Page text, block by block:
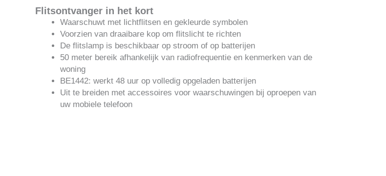
Flitsontvanger in het kort
Waarschuwt met lichtflitsen en gekleurde symbolen
Voorzien van draaibare kop om flitslicht te richten
De flitslamp is beschikbaar op stroom of op batterijen
50 meter bereik afhankelijk van radiofrequentie en kenmerken van de
woning
BE1442: werkt 48 uur op volledig opgeladen batterijen
Uit te breiden met accessoires voor waarschuwingen bij oproepen van
uw mobiele telefoon